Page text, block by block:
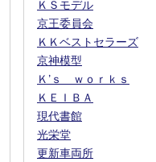
ＫＳモデル
京王委員会
ＫＫベストセラーズ
京神模型
Ｋ’ｓ ｗｏｒｋｓ
ＫＥＩＢＡ
現代書館
光栄堂
更新車両所